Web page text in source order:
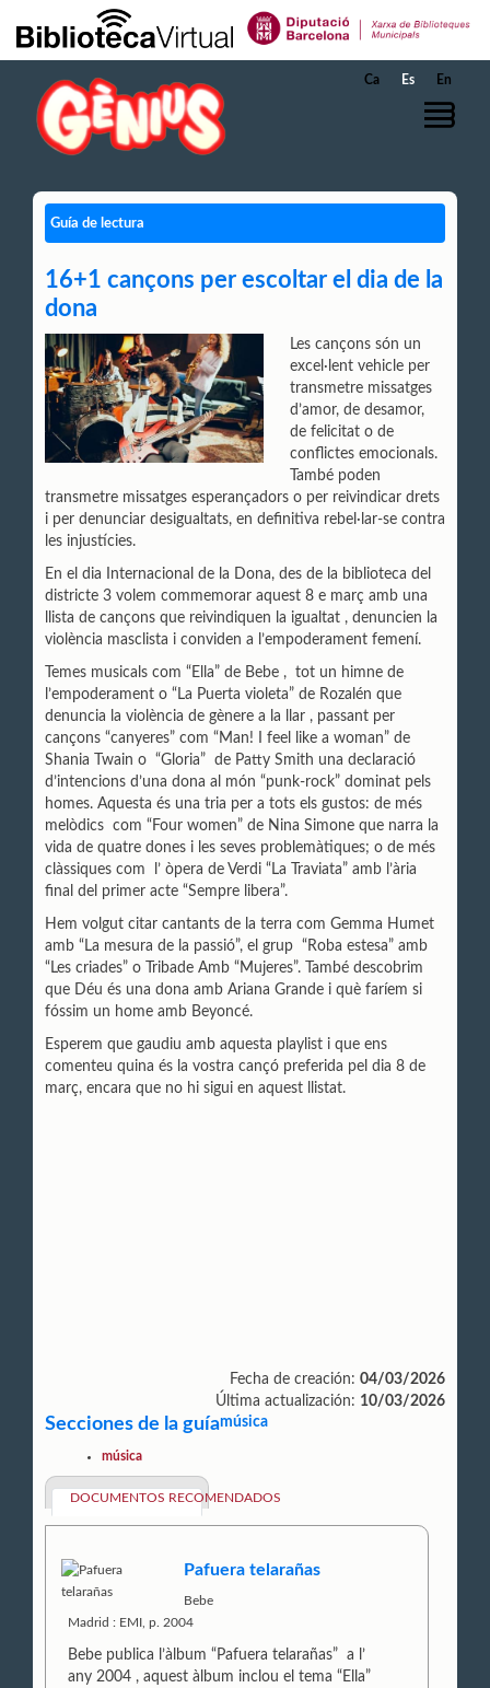
Saltar al contenido principal
Ca Es En
Guía de lectura
16+1 cançons per escoltar el dia de la
dona
Les cançons són un
excel·lent vehicle per
transmetre missatges
d’amor, de desamor,
de felicitat o de
conflictes emocionals.
També poden
transmetre missatges esperançadors o per reivindicar drets
i per denunciar desigualtats, en definitiva rebel·lar-se contra
les injustícies.
En el dia Internacional de la Dona, des de la biblioteca del
districte 3 volem commemorar aquest 8 e març amb una
llista de cançons que reivindiquen la igualtat , denuncien la
violència masclista i conviden a l’empoderament femení.
Temes musicals com “Ella” de Bebe , tot un himne de
l’empoderament o “La Puerta violeta” de Rozalén que
denuncia la violència de gènere a la llar , passant per
cançons “canyeres” com “Man! I feel like a woman” de
Shania Twain o “Gloria” de Patty Smith una declaració
d’intencions d’una dona al món “punk-rock” dominat pels
homes. Aquesta és una tria per a tots els gustos: de més
melòdics com “Four women” de Nina Simone que narra la
vida de quatre dones i les seves problemàtiques; o de més
clàssiques com l’ òpera de Verdi “La Traviata” amb l’ària
final del primer acte “Sempre libera”.
Hem volgut citar cantants de la terra com Gemma Humet
amb “La mesura de la passió”, el grup “Roba estesa” amb
“Les criades” o Tribade Amb “Mujeres”. També descobrim
que Déu és una dona amb Ariana Grande i què faríem si
fóssim un home amb Beyoncé.
Esperem que gaudiu amb aquesta playlist i que ens
comenteu quina és la vostra cançó preferida pel dia 8 de
març, encara que no hi sigui en aquest llistat.
Fecha de creación: 04/03/2026
Última actualización: 10/03/2026
Secciones de la guía
música
música
DOCUMENTOS RECOMENDADOS
Pafuera telarañas
Bebe
Madrid : EMI, p. 2004
Bebe publica l’àlbum “Pafuera telarañas” a l’
any 2004 , aquest àlbum inclou el tema “Ella”